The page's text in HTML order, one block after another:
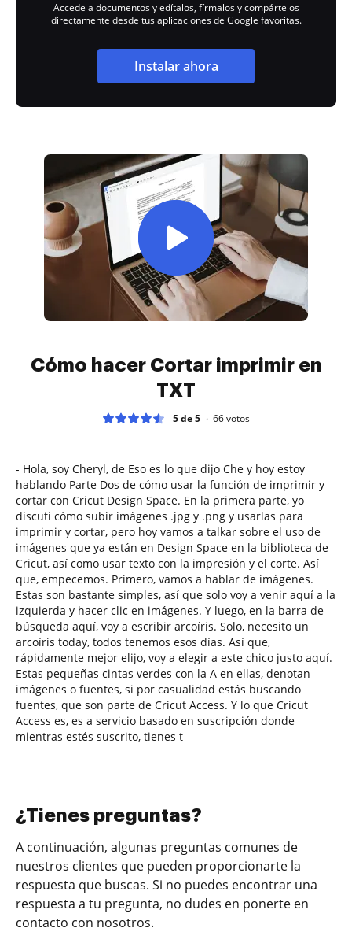
Accede a documentos y edítalos, fírmalos y compártelos
directamente desde tus aplicaciones de Google favoritas.
Instalar ahora
Cómo hacer Cortar imprimir en
TXT
5 de 5 66votos
- Hola, soy Cheryl, de Eso es lo que dijo Che y hoy estoy
hablando Parte Dos de cómo usar la función de imprimir y
cortar con Cricut Design Space. En la primera parte, yo
discutí cómo subir imágenes .jpg y .png y usarlas para
imprimir y cortar, pero hoy vamos a talkar sobre el uso de
imágenes que ya están en Design Space en la biblioteca de
Cricut, así como usar texto con la impresión y el corte. Así
que, empecemos. Primero, vamos a hablar de imágenes.
Estas son bastante simples, así que solo voy a venir aquí a la
izquierda y hacer clic en imágenes. Y luego, en la barra de
búsqueda aquí, voy a escribir arcoíris. Solo, necesito un
arcoíris today, todos tenemos esos días. Así que,
rápidamente mejor elijo, voy a elegir a este chico justo aquí.
Estas pequeñas cintas verdes con la A en ellas, denotan
imágenes o fuentes, si por casualidad estás buscando
fuentes, que son parte de Cricut Access. Y lo que Cricut
Access es, es a servicio basado en suscripción donde
mientras estés suscrito, tienes t
¿Tienes preguntas?
A continuación, algunas preguntas comunes de
nuestros clientes que pueden proporcionarte la
respuesta que buscas. Si no puedes encontrar una
respuesta a tu pregunta, no dudes en ponerte en
contacto con nosotros.